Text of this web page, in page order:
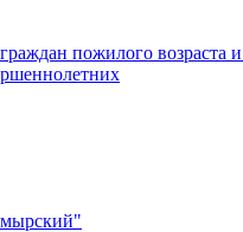
пожилого возраста